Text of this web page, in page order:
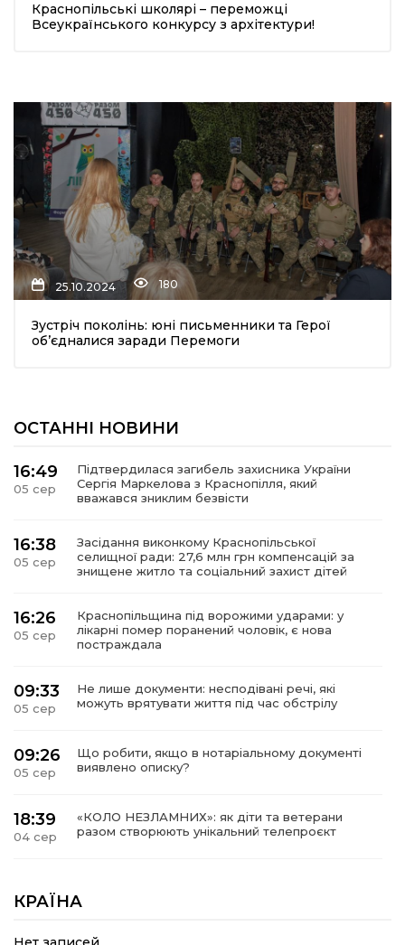
Краснопільські школярі – переможці
Всеукраїнського конкурсу з архітектури!
25.10.2024 180
Зустріч поколінь: юні письменники та Герої
об’єдналися заради Перемоги
ОСТАННІ НОВИНИ
16:49
05 сер
Підтвердилася загибель захисника України
Сергія Маркелова з Краснопілля, який
вважався зниклим безвісти
16:38
05 сер
Засідання виконкому Краснопільської
селищної ради: 27,6 млн грн компенсацій за
знищене житло та соціальний захист дітей
16:26
05 сер
Краснопільщина під ворожими ударами: у
лікарні помер поранений чоловік, є нова
постраждала
09:33
05 сер
Не лише документи: несподівані речі, які
можуть врятувати життя під час обстрілу
09:26
05 сер
Що робити, якщо в нотаріальному документі
виявлено описку?
18:39
04 сер
«КОЛО НЕЗЛАМНИХ»: як діти та ветерани
разом створюють унікальний телепроєкт
04 сер
прикордоння до втраченого дому
КРАЇНА